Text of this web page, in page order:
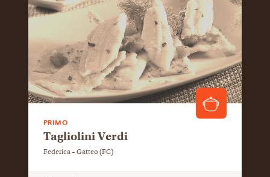
PRIMO
Tagliolini Verdi
Federica – Gatteo (FC)